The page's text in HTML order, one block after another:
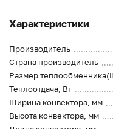
Характеристики
Производитель
Страна производитель
Размер
Теплоотдача, Вт
Ширина конвектора, мм
Высота конвектора, мм